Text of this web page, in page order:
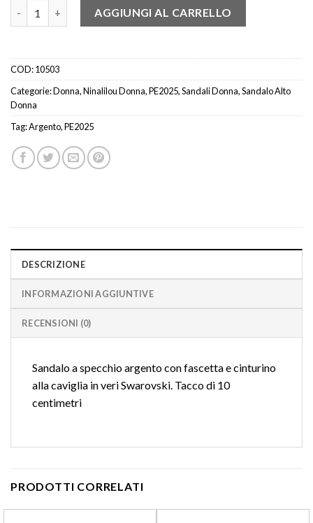
NINALILOU 341034 SANDALO SWAROVSKI ARGENTO quantità
AGGIUNGI AL CARRELLO
COD:10503
Categorie:Donna,Ninalilou Donna,PE2025,Sandali Donna,Sandalo Alto
Donna
Tag:Argento,PE2025
DESCRIZIONE
INFORMAZIONI AGGIUNTIVE
RECENSIONI (0)
Sandalo a specchio argento con fascetta e cinturino
alla caviglia in veri Swarovski. Tacco di 10
centimetri
PRODOTTI CORRELATI